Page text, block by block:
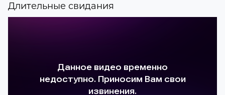
Длительные свидания